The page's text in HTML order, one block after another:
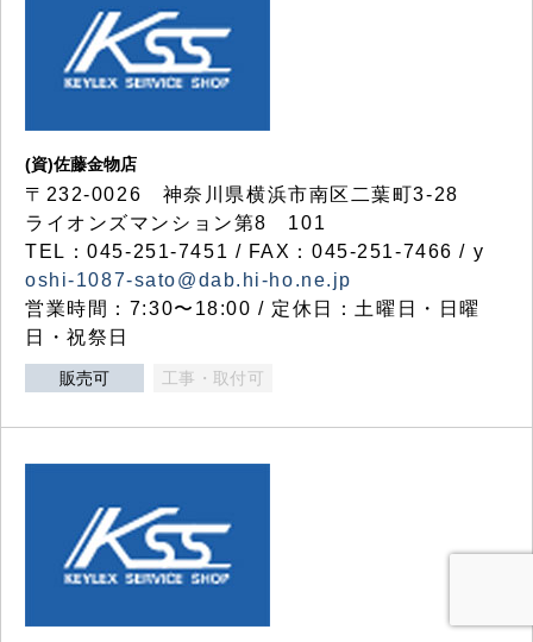
(資)佐藤金物店
〒232-0026 神奈川県横浜市南区二葉町3-28
ライオンズマンション第8 101
TEL：045-251-7451 / FAX：045-251-7466 / y
oshi-1087-sato@dab.hi-ho.ne.jp
営業時間：7:30〜18:00 / 定休日：土曜日・日曜
日・祝祭日
販売可 工事・取付可